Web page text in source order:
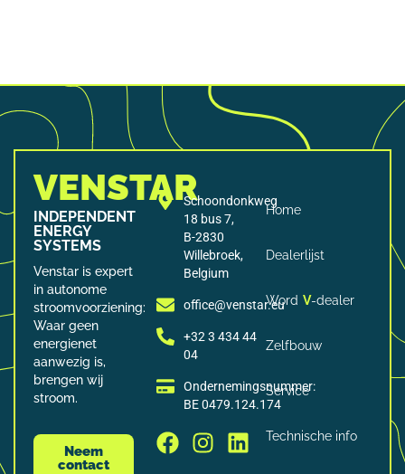
VENSTAR
INDEPENDENT
ENERGY
SYSTEMS
Venstar is expert
in autonome
stroomvoorziening:
Waar geen
energienet
aanwezig is,
brengen wij
stroom.
Neem
contact
Schoondonkweg
18 bus 7,
B-2830
Willebroek,
Belgium
office@venstar.eu
+32 3 434 44
04
Ondernemingsnummer:
BE 0479.124.174
Home
Dealerlijst
Word V-dealer
Zelfbouw
Service
Technische info